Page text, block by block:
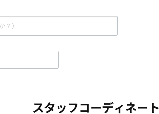
スタッフコーディネート